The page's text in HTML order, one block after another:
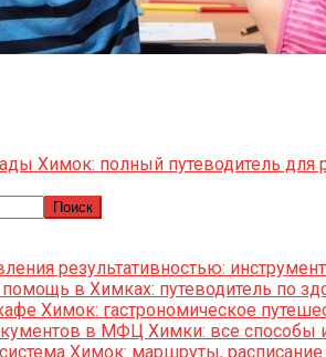
Химок: полный путеводитель для
Поиск
результативностью:
в Химках: путеводитель по
Химок: гастрономическое
в МФЦ Химки: все способы
Химок: маршруты,